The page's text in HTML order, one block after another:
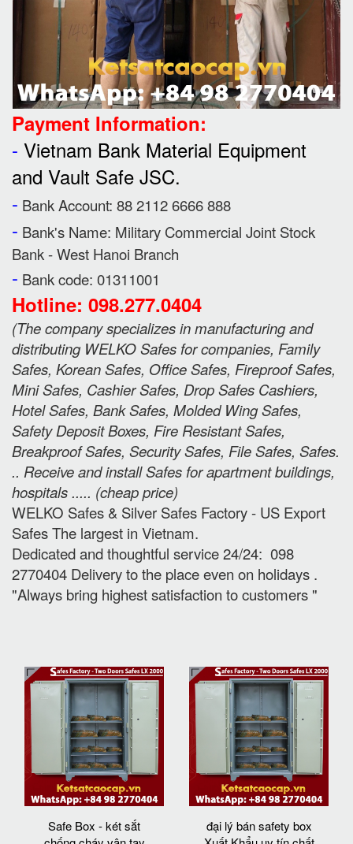
Payment Information:
- Vietnam Bank Material Equipment
and Vault Safe JSC.
- Bank Account: 88 2112 6666 888
- Bank's Name: Military Commercial Joint Stock
Bank - West Hanoi Branch
- Bank code: 01311001
Hotline: 098.277.0404
(The company specializes in manufacturing and
distributing WELKO Safes for companies, Family
Safes, Korean Safes, Office Safes, Fireproof Safes,
Mini Safes, Cashier Safes, Drop Safes Cashiers,
Hotel Safes, Bank Safes, Molded Wing Safes,
Safety Deposit Boxes, Fire Resistant Safes,
Breakproof Safes, Security Safes, File Safes, Safes.
.. Receive and install Safes for apartment buildings,
hospitals ..... (cheap price)
WELKO Safes & Silver Safes Factory - US Export
Safes The largest in Vietnam.
Dedicated and thoughtful service 24/24: 098
2770404 Delivery to the place even on holidays .
"Always bring highest satisfaction to customers "
Safe Box - két sắt
đại lý bán safety box